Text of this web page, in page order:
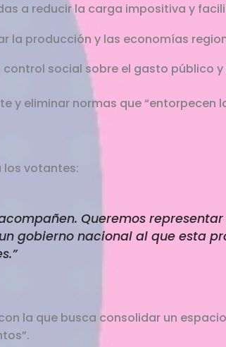
a reducir la carga impositiva y
la producción y las economías
control social sobre el gasto público
y eliminar normas que “entorpecen
los votantes:
Queremos
gobierno nacional al que esta
la que busca consolidar un